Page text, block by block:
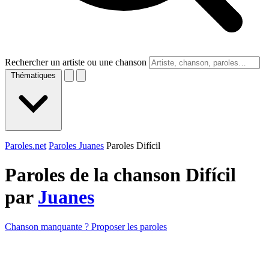
Rechercher un artiste ou une chanson
Thématiques
Paroles.net Paroles Juanes Paroles Difícil
Paroles de la chanson Difícil
par Juanes
Chanson manquante ? Proposer les paroles